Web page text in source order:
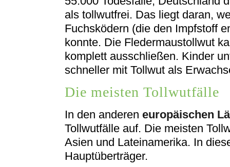
als tollwutfrei. Das liegt daran,
Fuchsködern (die den Impfstoff
konnte. Die Fledermaustollwut
komplett ausschließen. Kinder
schneller mit Tollwut als
Die meisten Tollwutfälle
In den anderen europäischen
Tollwutfälle auf. Die meisten
Asien und Lateinamerika. In
Hauptüberträger.